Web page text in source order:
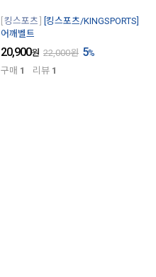
킹스포츠
[킹스포츠/KINGSPORTS]
어깨벨트
20,900원 22,000원 5%
구매 1 리뷰 1